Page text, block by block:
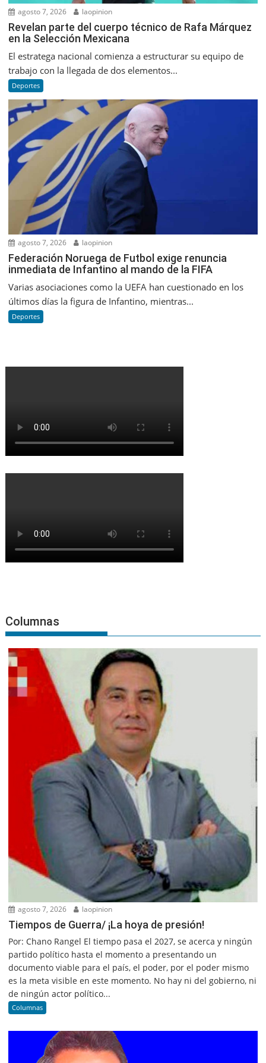
agosto 7, 2026 laopinion
Revelan parte del cuerpo técnico de Rafa Márquez
en la Selección Mexicana
El estratega nacional comienza a estructurar su equipo de
trabajo con la llegada de dos elementos...
Deportes
agosto 7, 2026 laopinion
Federación Noruega de Futbol exige renuncia
inmediata de Infantino al mando de la FIFA
Varias asociaciones como la UEFA han cuestionado en los
últimos días la figura de Infantino, mientras...
Deportes
Columnas
agosto 7, 2026 laopinion
Tiempos de Guerra/ ¡La hoya de presión!
Por: Chano Rangel El tiempo pasa el 2027, se acerca y ningún
partido político hasta el momento a presentando un
documento viable para el país, el poder, por el poder mismo
es la meta visible en este momento. No hay ni del gobierno, ni
de ningún actor político...
Columnas